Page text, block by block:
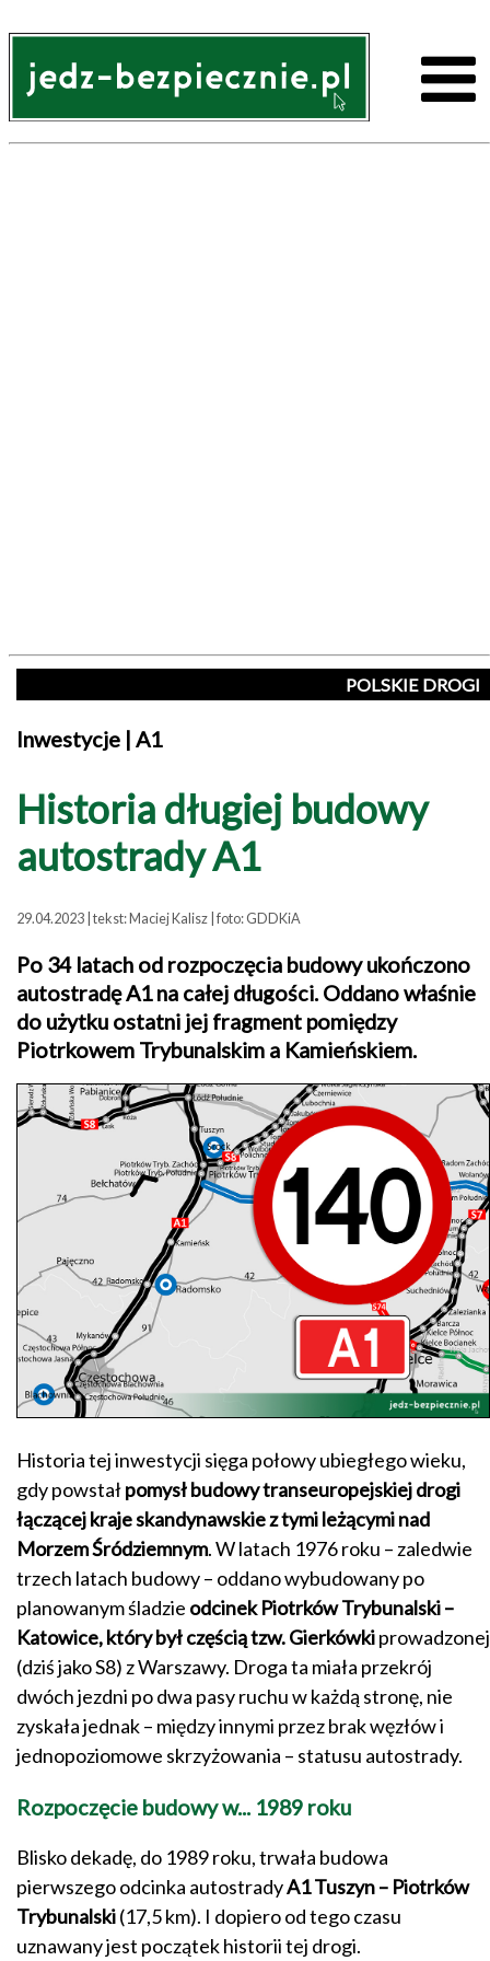
POLSKIE DROGI
Inwestycje | A1
Historia długiej budowy
autostrady A1
29.04.2023 | tekst: Maciej Kalisz | foto: GDDKiA
Po 34 latach od rozpoczęcia budowy ukończono
autostradę A1 na całej długości. Oddano właśnie
do użytku ostatni jej fragment pomiędzy
Piotrkowem Trybunalskim a Kamieńskiem.
Historia tej inwestycji sięga połowy ubiegłego wieku,
gdy powstałpomysł budowy transeuropejskiej drogi
łączącej kraje skandynawskie z tymi leżącymi nad
Morzem Śródziemnym. W latach 1976 roku – zaledwie
trzech latach budowy – oddano wybudowany po
planowanym śladzie odcinek Piotrków Trybunalski –
Katowice, który był częścią tzw. Gierkówkiprowadzonej
(dziś jako S8) z Warszawy. Droga ta miała przekrój
dwóch jezdni po dwa pasy ruchu w każdą stronę, nie
zyskała jednak – między innymi przez brak węzłów i
jednopoziomowe skrzyżowania – statusu autostrady.
Rozpoczęcie budowy w... 1989 roku
Blisko dekadę, do 1989 roku, trwała budowa
pierwszego odcinka autostradyA1 Tuszyn – Piotrków
Trybunalski(17,5 km). I dopiero od tego czasu
uznawany jest początek historii tej drogi.